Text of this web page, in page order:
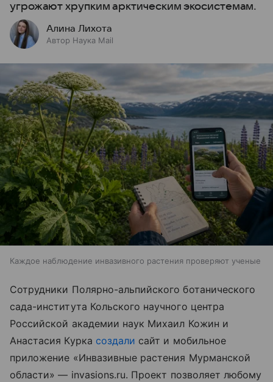
угрожают хрупким арктическим экосистемам.
Алина Лихота
Автор Наука Mail
Каждое наблюдение инвазивного растения проверяют ученые
Сотрудники Полярно-альпийского ботанического
сада-института Кольского научного центра
Российской академии наук Михаил Кожин и
Анастасия Курка создали сайт и мобильное
приложение «Инвазивные растения Мурманской
области» — invasions.ru. Проект позволяет любому